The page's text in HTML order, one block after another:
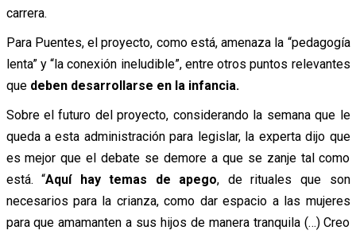
carrera.
Para Puentes, el proyecto, como está, amenaza la “pedagogía
lenta” y “la conexión ineludible”, entre otros puntos relevantes
que deben desarrollarse en la infancia.
Sobre el futuro del proyecto, considerando la semana que le
queda a esta administración para legislar, la experta dijo que
es mejor que el debate se demore a que se zanje tal como
está. “Aquí hay temas de apego, de rituales que son
necesarios para la crianza, como dar espacio a las mujeres
para que amamanten a sus hijos de manera tranquila (…) Creo